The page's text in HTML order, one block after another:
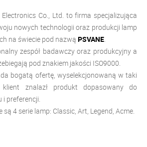
Co., Ltd. to firma specjalizująca
nowych technologii oraz produkcji lamp
na świecie pod nazwą PSVANE.
zespół badawczy oraz produkcyjny a
pod znakiem jakości ISO9000.
bogatą ofertę, wyselekcjonowaną w taki
znalazł produkt dopasowany do
i preferencji.
4 serie lamp: Classic, Art, Legend, Acme.